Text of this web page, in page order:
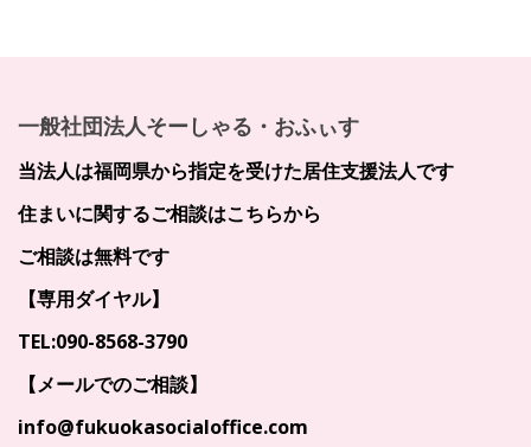
一般社団法人そーしゃる・おふぃす
当法人は福岡県から指定を受けた居住支援法人です
住まいに関するご相談はこちらから
ご相談は無料です
【専用ダイヤル】
TEL:090-8568-3790
【メールでのご相談】
info@fukuokasocialoffice.com